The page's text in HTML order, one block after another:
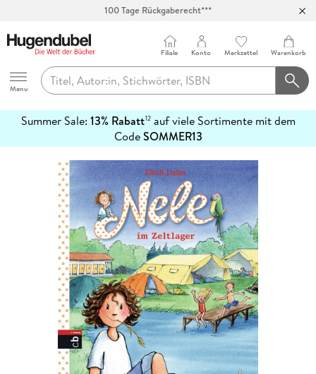
100 Tage Rückgaberecht***
Hugendubel
Menu
Filiale Konto Merkzettel Warenkorb
Summer Sale: 13% Rabatt12auf viele Sortimente mit dem
CodeSOMMER13
erfahren